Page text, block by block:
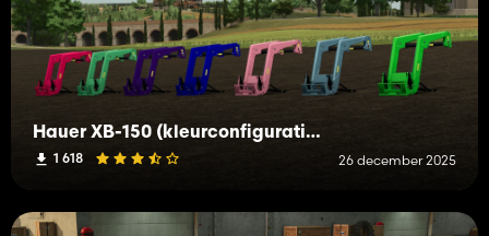
Hauer XB-150 (kleurconfiguratie)
1 618 26 december 2025